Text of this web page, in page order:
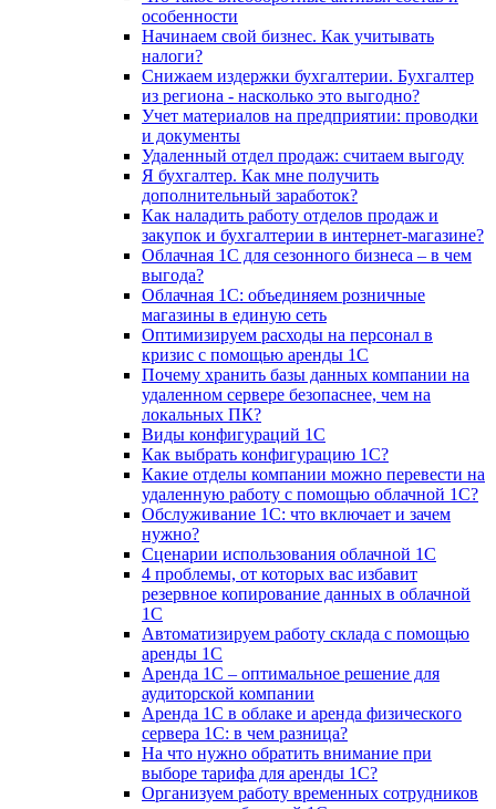
особенности
Начинаем свой бизнес. Как учитывать
налоги?
Снижаем издержки бухгалтерии. Бухгалтер
из региона - насколько это выгодно?
Учет материалов на предприятии: проводки
и документы
Удаленный отдел продаж: считаем выгоду
Я бухгалтер. Как мне получить
дополнительный заработок?
Как наладить работу отделов продаж и
закупок и бухгалтерии в интернет-магазине?
Облачная 1С для сезонного бизнеса – в чем
выгода?
Облачная 1С: объединяем розничные
магазины в единую сеть
Оптимизируем расходы на персонал в
кризис с помощью аренды 1С
Почему хранить базы данных компании на
удаленном сервере безопаснее, чем на
локальных ПК?
Виды конфигураций 1С
Как выбрать конфигурацию 1С?
Какие отделы компании можно перевести на
удаленную работу с помощью облачной 1С?
Обслуживание 1С: что включает и зачем
нужно?
Сценарии использования облачной 1С
4 проблемы, от которых вас избавит
резервное копирование данных в облачной
1С
Автоматизируем работу склада с помощью
аренды 1С
Аренда 1С – оптимальное решение для
аудиторской компании
Аренда 1С в облаке и аренда физического
сервера 1С: в чем разница?
На что нужно обратить внимание при
выборе тарифа для аренды 1С?
Организуем работу временных сотрудников